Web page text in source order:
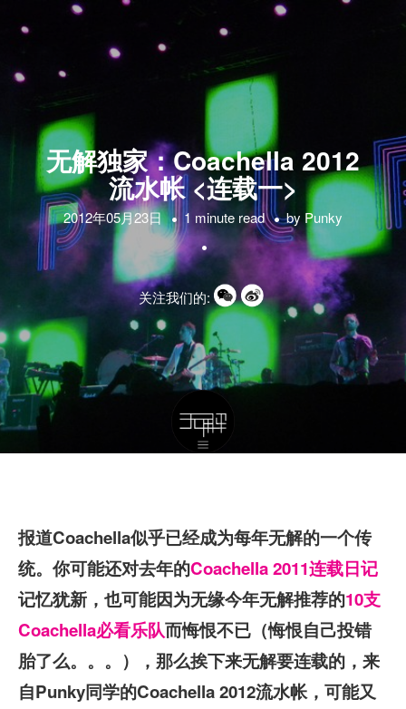
无解独家：Coachella 2012
流水帐 <连载一>
2012年05月23日 1 minute read by Punky
关注我们的:
报道Coachella似乎已经成为每年无解的一个传
统。你可能还对去年的Coachella 2011连载日记
记忆犹新，也可能因为无缘今年无解推荐的10支
Coachella必看乐队而悔恨不已（悔恨自己投错
胎了么。。。），那么挨下来无解要连载的，来
自Punky同学的Coachella 2012流水帐，可能又